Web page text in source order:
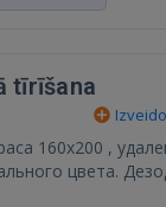
tīrīšana
160х200 ,
цвета.